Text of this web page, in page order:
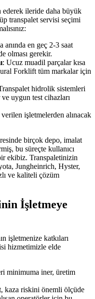
ileride daha büyük
transpalet servisi seçimi
anında en geç 2-3 saat
olması gerekir.
: Ucuz muadil parçalar kısa
Forklift tüm markalar için
hidrolik sistemleri
uygun test cihazları
işletmelerden alınacak
birçok depo, imalat
bu süreçte kullanıcı
ekibiz. Transpaletinizin
Jungheinrich, Hyster,
ve kaliteli çözüm
İşletmeye
işletmenize katkıları
hizmetimizle elde
minimuma iner, üretim
kaza riskini önemli ölçüde